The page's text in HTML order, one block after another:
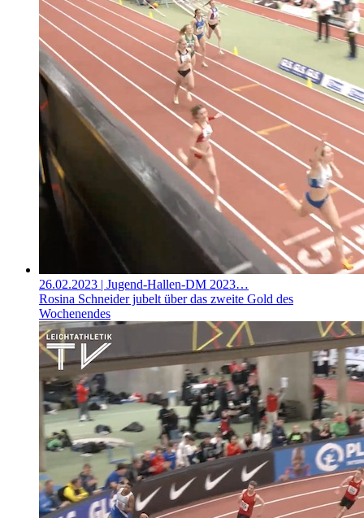
26.02.2023 | Jugend-Hallen-DM 2023…
Rosina Schneider jubelt über das zweite Gold des
Wochenendes